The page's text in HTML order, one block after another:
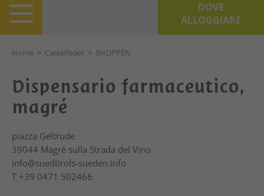
DOVE
ALLOGGIARE
Home > Castelfeder > SHOPPEN
Dispensario farmaceutico,
magré
piazza Geltrude
39044 Magrè sulla Strada del Vino
info@suedtirols-sueden.info
T +39 0471 502466